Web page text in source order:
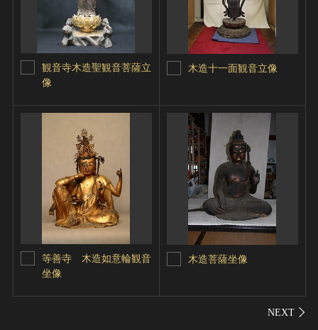
観音寺木造聖観音菩薩立
像
木造十一面観音立像
等善寺 木造如意輪観音
坐像
木造菩薩坐像
シェ